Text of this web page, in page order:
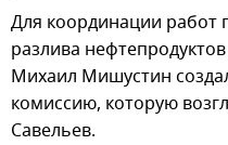
Для координации работ
разлива
Михаил Мишустин
комиссию, которую
Савельев.